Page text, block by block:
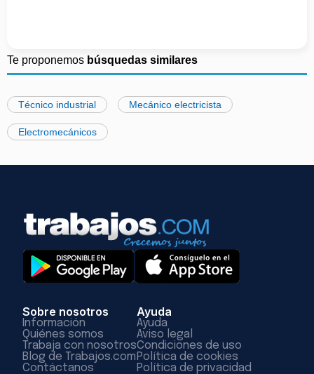
Te proponemos búsquedas similares
Técnico industrial Mecánico electricista
Electromecánicos
Sobre nosotros
Información
Quiénes somos
Trabaja con nosotros
Blog de Trabajos.com
Contáctanos
Ayuda
Ayuda
Aviso legal
Condiciones de uso
Política de cookies
Política de privacidad